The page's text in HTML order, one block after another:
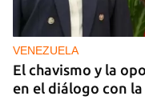
VENEZUELA
El chavismo y la
en el diálogo con